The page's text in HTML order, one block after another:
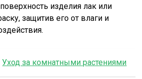
изделия лак или
защитив его от влаги и
Уход за комнатными растениями